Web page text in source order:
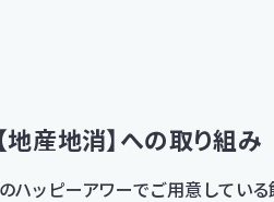
地産地消】への取り組み
ハッピーアワーでご用意してい